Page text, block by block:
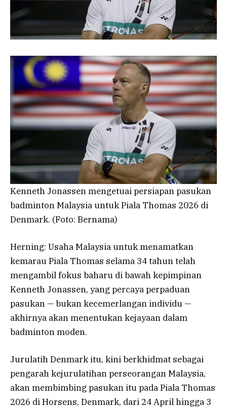
Kenneth Jonassen mengetuai persiapan pasukan
badminton Malaysia untuk Piala Thomas 2026 di
Denmark. (Foto: Bernama)
Herning: Usaha Malaysia untuk menamatkan
kemarau Piala Thomas selama 34 tahun telah
mengambil fokus baharu di bawah kepimpinan
Kenneth Jonassen, yang percaya perpaduan
pasukan — bukan kecemerlangan individu —
akhirnya akan menentukan kejayaan dalam
badminton moden.
Jurulatih Denmark itu, kini berkhidmat sebagai
pengarah kejurulatihan perseorangan Malaysia,
akan membimbing pasukan itu pada Piala Thomas
2026 di Horsens, Denmark, dari 24 April hingga 3